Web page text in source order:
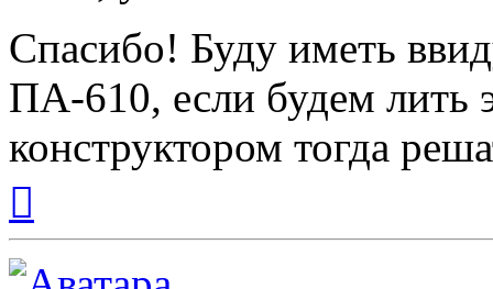
Спасибо! Буду иметь
ПА-610, если будем лить
конструктором тогда
началу